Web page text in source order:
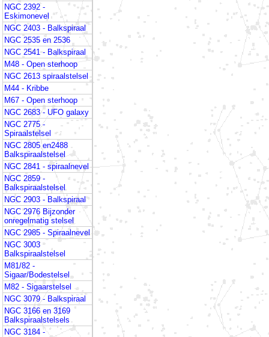
NGC 2392 -
Eskimonevel
NGC 2403 - Balkspiraal
NGC 2535 en 2536
NGC 2541 - Balkspiraal
M48 - Open sterhoop
NGC 2613 spiraalstelsel
M44 - Kribbe
M67 - Open sterhoop
NGC 2683 - UFO galaxy
NGC 2775 -
Spiraalstelsel
NGC 2805 en2488
Balkspiraalstelsel
NGC 2841 - spiraalnevel
NGC 2859 -
Balkspiraalstelsel
NGC 2903 - Balkspiraal
NGC 2976 Bijzonder
onregelmatig stelsel
NGC 2985 - Spiraalnevel
NGC 3003
Balkspiraalstelsel
M81/82 -
Sigaar/Bodestelsel
M82 - Sigaarstelsel
NGC 3079 - Balkspiraal
NGC 3166 en 3169
Balkspiraalstelsels
NGC 3184 -